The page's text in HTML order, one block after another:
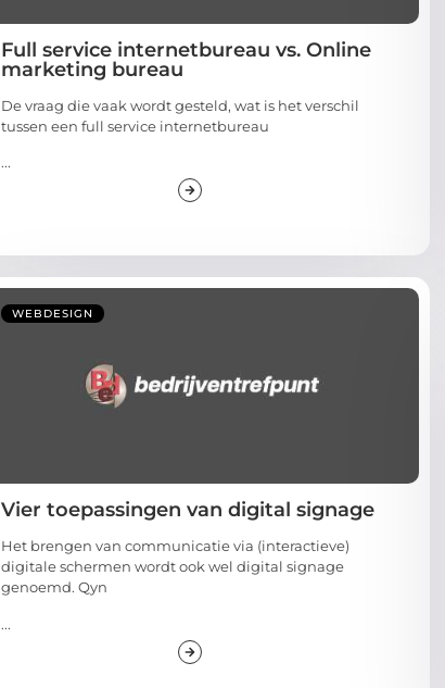
Full service internetbureau vs. Online
marketing bureau
De vraag die vaak wordt gesteld, wat is het verschil
tussen een full service internetbureau
...
WEBDESIGN
Vier toepassingen van digital signage
Het brengen van communicatie via (interactieve)
digitale schermen wordt ook wel digital signage
genoemd. Qyn
...